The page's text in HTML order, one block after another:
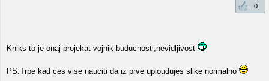
0
Kniks to je onaj projekat vojnik buducnosti,nevidljivost
PS:Trpe kad ces vise nauciti da iz prve uploudujes slike normalno